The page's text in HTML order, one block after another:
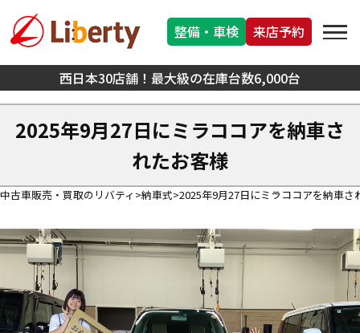
西日本30店舗！最大級の在庫台数6,000台
整備・車検 来店予約
2025年9月27日にミラココアを納車さ
れたお客様
中古車販売・買取のリバティ 納車式 2025年9月27日にミラココアを納車さ